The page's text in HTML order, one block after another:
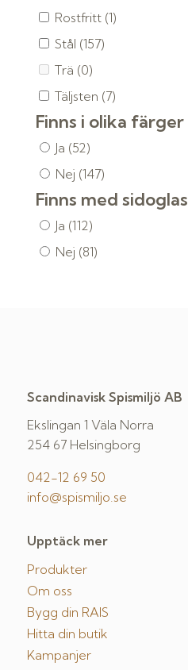
Rostfritt (1)
Stål (157)
Trä (0)
Täljsten (7)
Finns i olika färger
Ja (52)
Nej (147)
Finns med sidoglas
Ja (112)
Nej (81)
Scandinavisk Spismiljö AB
Ekslingan 1 Väla Norra
254 67 Helsingborg
042-12 69 50
info@spismiljo.se
Upptäck mer
Produkter
Om oss
Bygg din RAIS
Hitta din butik
Kampanjer